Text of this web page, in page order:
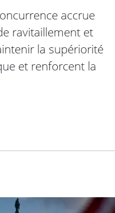
accrue
ravitaillement et
la supériorité
et renforcent la